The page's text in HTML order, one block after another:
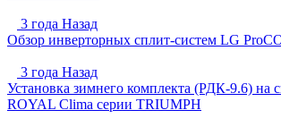
3 года Назад
Обзор инверторных сплит-систем LG
3 года Назад
Установка зимнего комплекта (РДК-9.6) на
ROYAL Clima серии TRIUMPH